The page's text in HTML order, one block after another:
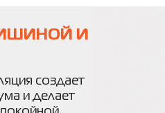
И
создает
и делает